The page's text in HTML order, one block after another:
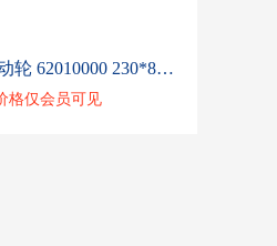
W00092 驱动轮 62010000 230*82-45
格仅会员可见